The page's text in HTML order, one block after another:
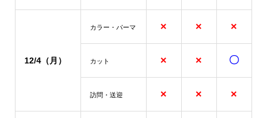
12/4（月）
カラー・パーマ × × ×
カット × × 〇
訪問・送迎 × × ×